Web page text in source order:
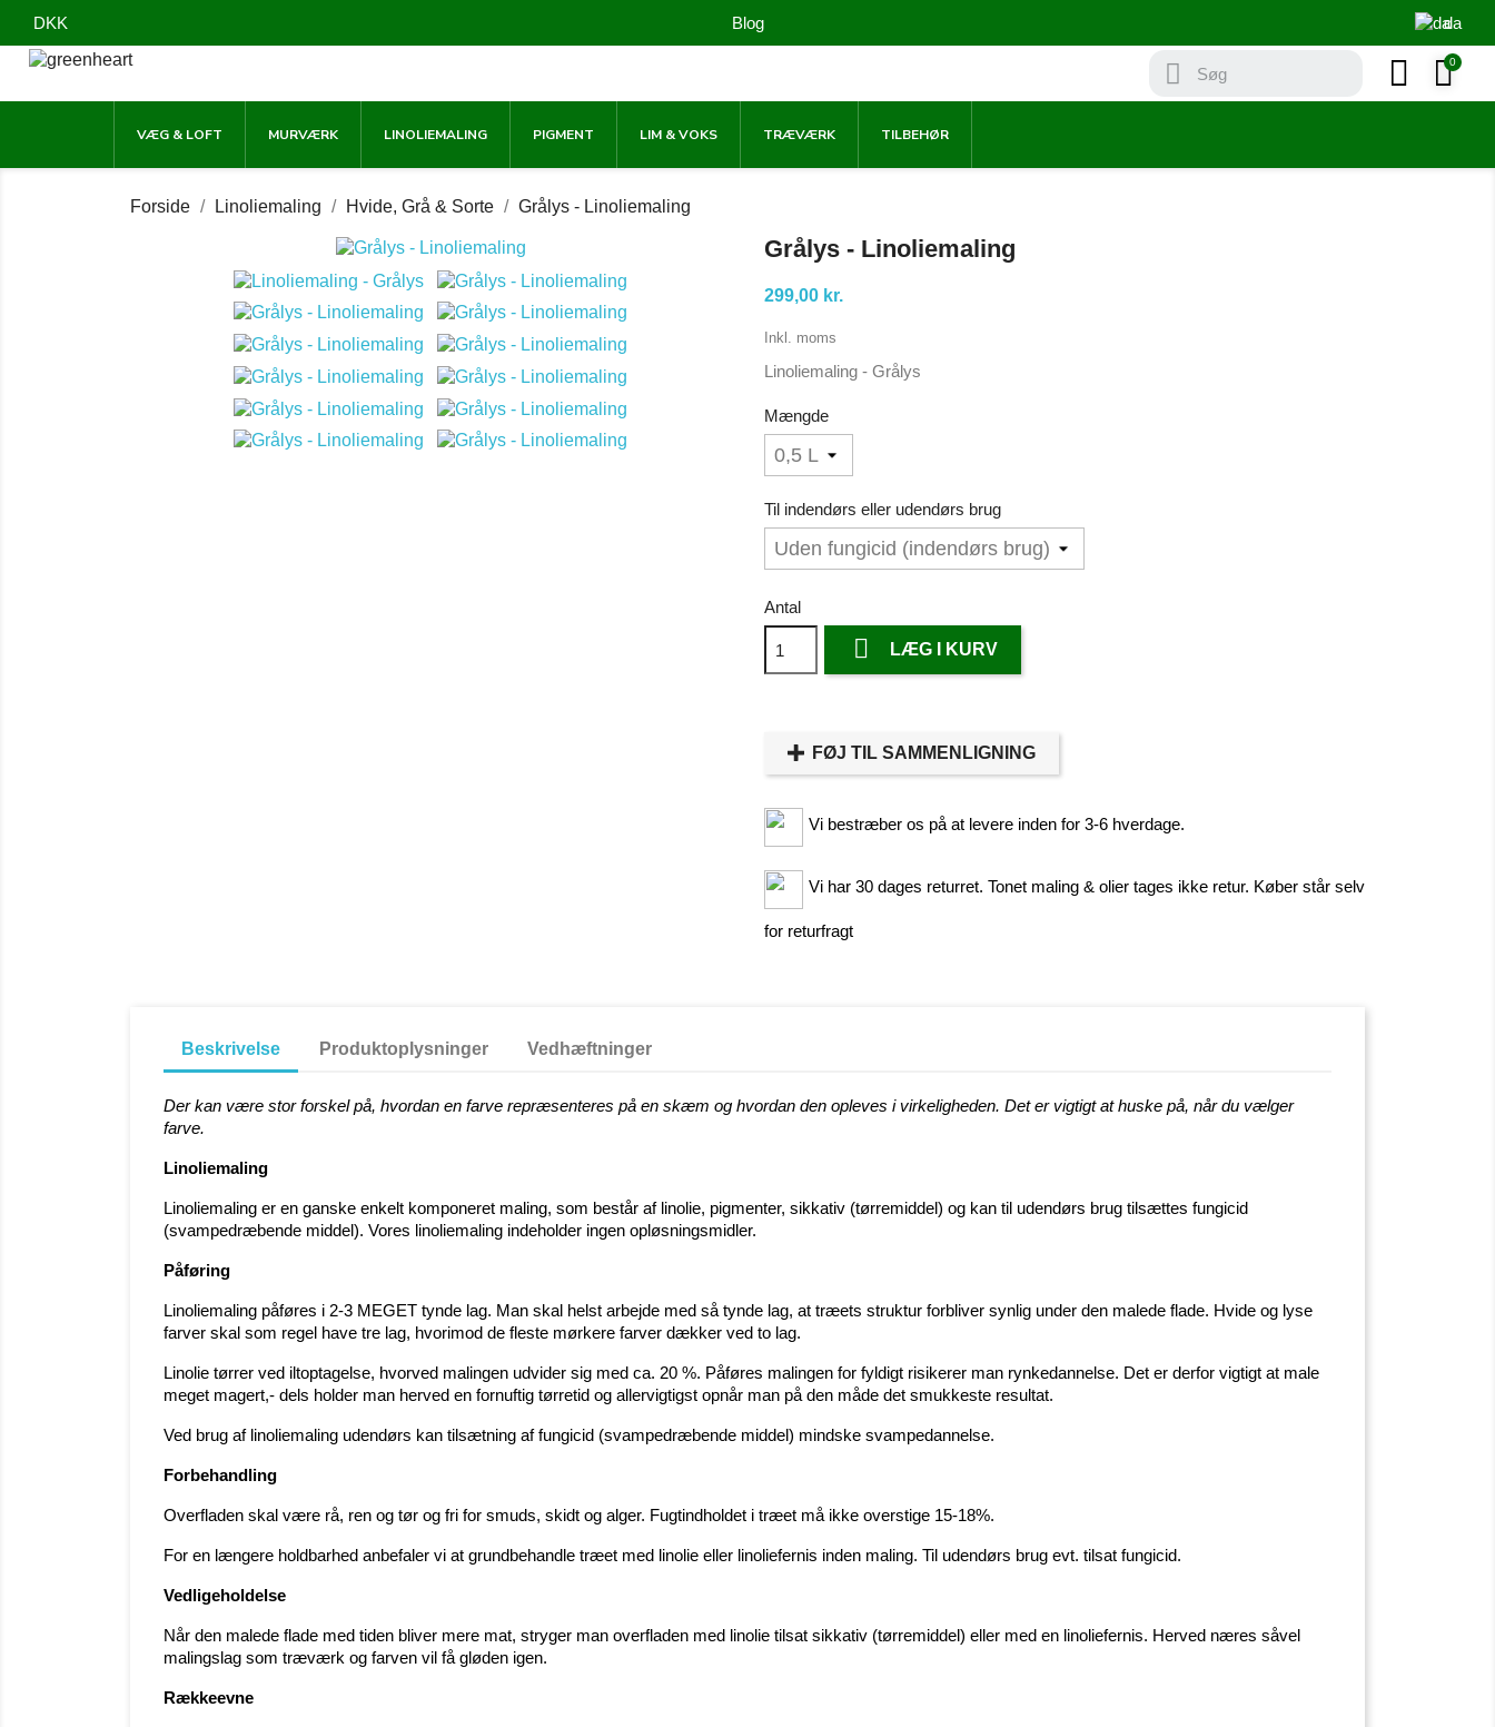
DKK Blog da
VÆG & LOFT MURVÆRK LINOLIEMALING PIGMENT LIM & VOKS TRÆVÆRK TILBEHØR
Forside Linoliemaling Hvide, Grå & Sorte Grålys - Linoliemaling
Grålys - Linoliemaling
299,00 kr.
Inkl. moms
Linoliemaling - Grålys
Mængde
Til indendørs eller udendørs brug
Antal
 LÆG I KURV
FØJ TIL SAMMENLIGNING
Vi bestræber os på at levere inden for 3-6 hverdage.
Vi har 30 dages returret. Tonet maling & olier tages ikke retur. Køber står selv
for returfragt
Beskrivelse Produktoplysninger Vedhæftninger
Der kan være stor forskel på, hvordan en farve repræsenteres på en skæm og hvordan den opleves i virkeligheden. Det er vigtigt at huske på, når du vælger
farve.
Linoliemaling
Linoliemaling er en ganske enkelt komponeret maling, som består af linolie, pigmenter, sikkativ (tørremiddel) og kan til udendørs brug tilsættes fungicid
(svampedræbende middel). Vores linoliemaling indeholder ingen opløsningsmidler.
Påføring
Linoliemaling påføres i 2-3 MEGET tynde lag. Man skal helst arbejde med så tynde lag, at træets struktur forbliver synlig under den malede flade. Hvide og lyse
farver skal som regel have tre lag, hvorimod de fleste mørkere farver dækker ved to lag.
Linolie tørrer ved iltoptagelse, hvorved malingen udvider sig med ca. 20 %. Påføres malingen for fyldigt risikerer man rynkedannelse. Det er derfor vigtigt at male
meget magert,- dels holder man herved en fornuftig tørretid og allervigtigst opnår man på den måde det smukkeste resultat.
Ved brug af linoliemaling udendørs kan tilsætning af fungicid (svampedræbende middel) mindske svampedannelse.
Forbehandling
Overfladen skal være rå, ren og tør og fri for smuds, skidt og alger. Fugtindholdet i træet må ikke overstige 15-18%.
For en længere holdbarhed anbefaler vi at grundbehandle træet med linolie eller linoliefernis inden maling. Til udendørs brug evt. tilsat fungicid.
Vedligeholdelse
Når den malede flade med tiden bliver mere mat, stryger man overfladen med linolie tilsat sikkativ (tørremiddel) eller med en linoliefernis. Herved næres såvel
malingslag som træværk og farven vil få gløden igen.
Rækkeevne